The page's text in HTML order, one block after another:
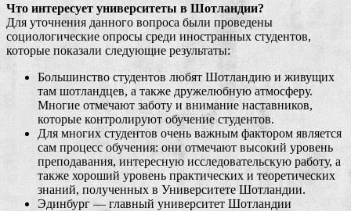
Что интересует университеты в Шотландии?
Для уточнения данного вопроса были проведены
социологические опросы среди иностранных студентов,
которые показали следующие результаты:
Большинство студентов любят Шотландию и живущих
там шотландцев, а также дружелюбную атмосферу.
Многие отмечают заботу и внимание наставников,
которые контролируют обучение студентов.
Для многих студентов очень важным фактором является
сам процесс обучения: они отмечают высокий уровень
преподавания, интересную исследовательскую работу, а
также хороший уровень практических и теоретических
знаний, полученных в Университете Шотландии.
Эдинбург — главный университет Шотландии